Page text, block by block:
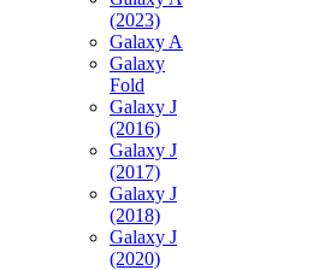
(2023)
Galaxy A
Galaxy
Fold
Galaxy J
(2016)
Galaxy J
(2017)
Galaxy J
(2018)
Galaxy J
(2020)